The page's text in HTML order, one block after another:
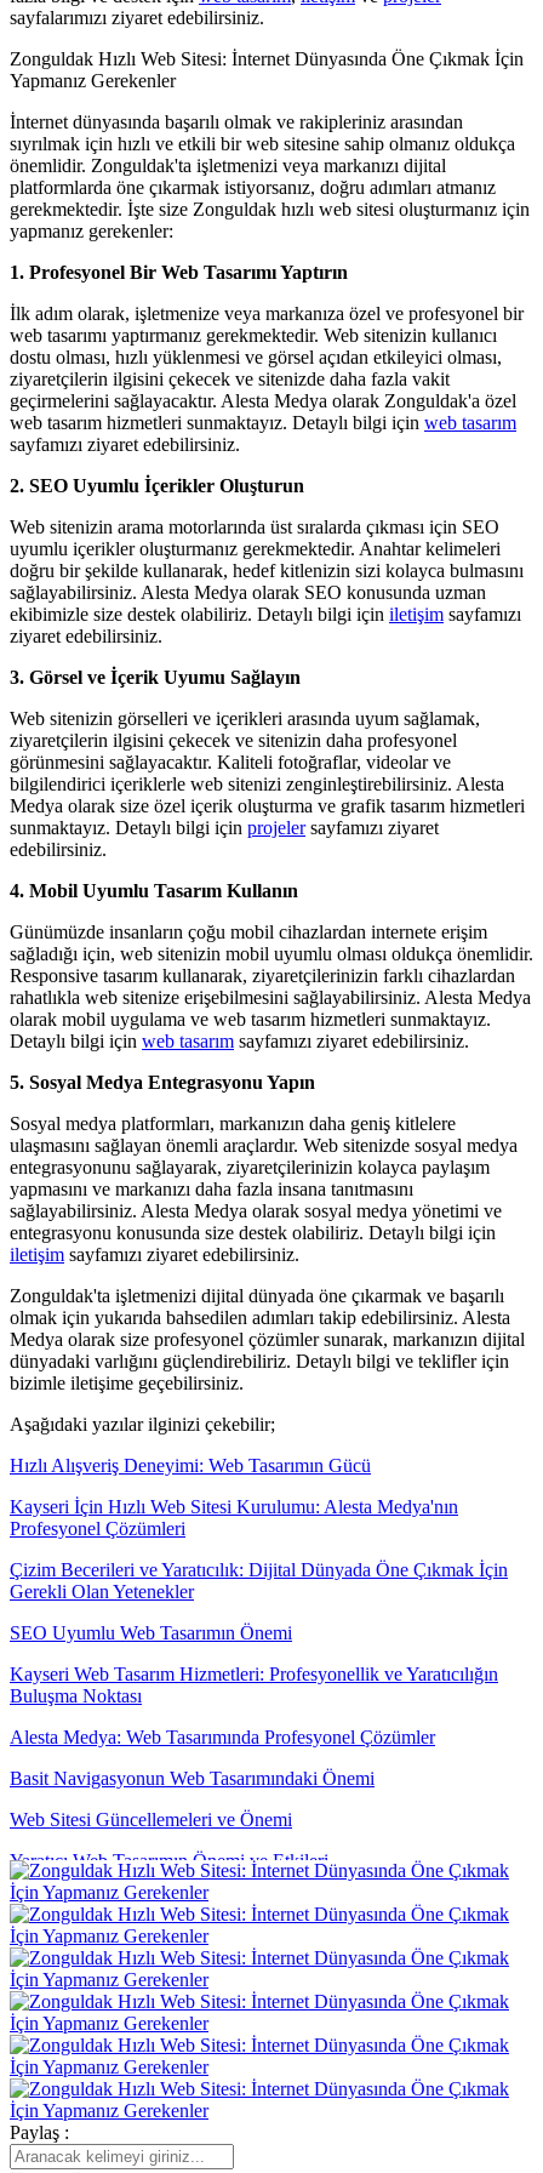
sayfalarımızı ziyaret edebilirsiniz.
Zonguldak Hızlı Web Sitesi: İnternet Dünyasında Öne Çıkmak İçin
Yapmanız Gerekenler
İnternet dünyasında başarılı olmak ve rakipleriniz arasından
sıyrılmak için hızlı ve etkili bir web sitesine sahip olmanız oldukça
önemlidir. Zonguldak'ta işletmenizi veya markanızı dijital
platformlarda öne çıkarmak istiyorsanız, doğru adımları atmanız
gerekmektedir. İşte size Zonguldak hızlı web sitesi oluşturmanız için
yapmanız gerekenler:
1. Profesyonel Bir Web Tasarımı Yaptırın
İlk adım olarak, işletmenize veya markanıza özel ve profesyonel bir
web tasarımı yaptırmanız gerekmektedir. Web sitenizin kullanıcı
dostu olması, hızlı yüklenmesi ve görsel açıdan etkileyici olması,
ziyaretçilerin ilgisini çekecek ve sitenizde daha fazla vakit
geçirmelerini sağlayacaktır. Alesta Medya olarak Zonguldak'a özel
web tasarım hizmetleri sunmaktayız. Detaylı bilgi için web tasarım
sayfamızı ziyaret edebilirsiniz.
2. SEO Uyumlu İçerikler Oluşturun
Web sitenizin arama motorlarında üst sıralarda çıkması için SEO
uyumlu içerikler oluşturmanız gerekmektedir. Anahtar kelimeleri
doğru bir şekilde kullanarak, hedef kitlenizin sizi kolayca bulmasını
sağlayabilirsiniz. Alesta Medya olarak SEO konusunda uzman
ekibimizle size destek olabiliriz. Detaylı bilgi için iletişim sayfamızı
ziyaret edebilirsiniz.
3. Görsel ve İçerik Uyumu Sağlayın
Web sitenizin görselleri ve içerikleri arasında uyum sağlamak,
ziyaretçilerin ilgisini çekecek ve sitenizin daha profesyonel
görünmesini sağlayacaktır. Kaliteli fotoğraflar, videolar ve
bilgilendirici içeriklerle web sitenizi zenginleştirebilirsiniz. Alesta
Medya olarak size özel içerik oluşturma ve grafik tasarım hizmetleri
sunmaktayız. Detaylı bilgi için projelersayfamızı ziyaret
edebilirsiniz.
4. Mobil Uyumlu Tasarım Kullanın
Günümüzde insanların çoğu mobil cihazlardan internete erişim
sağladığı için, web sitenizin mobil uyumlu olması oldukça önemlidir.
Responsive tasarım kullanarak, ziyaretçilerinizin farklı cihazlardan
rahatlıkla web sitenize erişebilmesini sağlayabilirsiniz. Alesta Medya
olarak mobil uygulama ve web tasarım hizmetleri sunmaktayız.
Detaylı bilgi için web tasarım sayfamızı ziyaret edebilirsiniz.
5. Sosyal Medya Entegrasyonu Yapın
Sosyal medya platformları, markanızın daha geniş kitlelere
ulaşmasını sağlayan önemli araçlardır. Web sitenizde sosyal medya
entegrasyonunu sağlayarak, ziyaretçilerinizin kolayca paylaşım
yapmasını ve markanızı daha fazla insana tanıtmasını
sağlayabilirsiniz. Alesta Medya olarak sosyal medya yönetimi ve
entegrasyonu konusunda size destek olabiliriz. Detaylı bilgi için
iletişim sayfamızı ziyaret edebilirsiniz.
Zonguldak'ta işletmenizi dijital dünyada öne çıkarmak ve başarılı
olmak için yukarıda bahsedilen adımları takip edebilirsiniz. Alesta
Medya olarak size profesyonel çözümler sunarak, markanızın dijital
dünyadaki varlığını güçlendirebiliriz. Detaylı bilgi ve teklifler için
bizimle iletişime geçebilirsiniz.
Aşağıdaki yazılar ilginizi çekebilir;
Hızlı Alışveriş Deneyimi: Web Tasarımın Gücü
Kayseri İçin Hızlı Web Sitesi Kurulumu: Alesta Medya'nın
Profesyonel Çözümleri
Çizim Becerileri ve Yaratıcılık: Dijital Dünyada Öne Çıkmak İçin
Gerekli Olan Yetenekler
SEO Uyumlu Web Tasarımın Önemi
Kayseri Web Tasarım Hizmetleri: Profesyonellik ve Yaratıcılığın
Buluşma Noktası
Alesta Medya: Web Tasarımında Profesyonel Çözümler
Basit Navigasyonun Web Tasarımındaki Önemi
Web Sitesi Güncellemeleri ve Önemi
Yaratıcı Web Tasarımın Önemi ve Etkileri
Yemek Servisi İçin Logo Tasarımı: Profesyonel ve Etkileyici Marka
Kimliği Oluşturma
SEO Uyumlu Web Tasarımının Önemi ve İpuçları
Responsive Web Tasarımı Nedir ve Neden Önemlidir?
Popup Tasarımı: Web Sitesi İçin Etkili Bir Pazarlama Aracı
Filtreleme Seçenekleri: Web Tasarımında Kullanımı ve Önemi
Inovatif Tasarımın Gücü: Dijital Dünyada Öne Çıkmak
Paylaş :